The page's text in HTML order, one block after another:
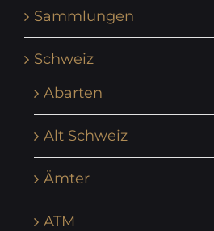
Sammlungen
Schweiz
Abarten
Alt Schweiz
Ämter
ATM